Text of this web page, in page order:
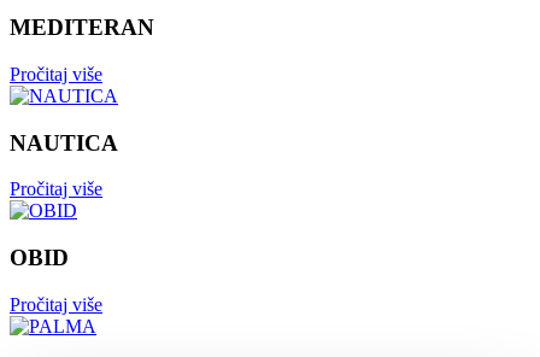
MEDITERAN
Pročitaj više
NAUTICA
Pročitaj više
OBID
Pročitaj više